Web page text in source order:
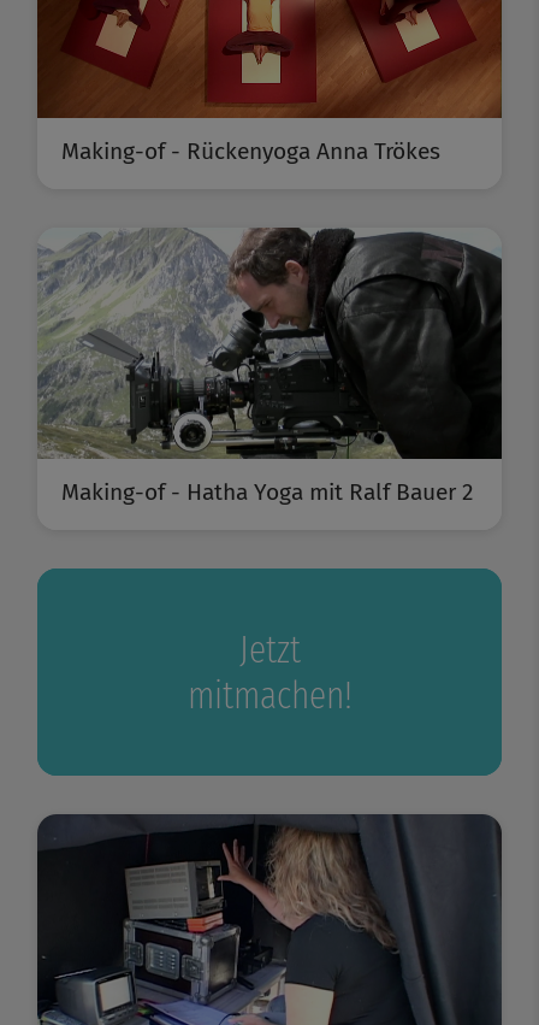
Making-of - Rückenyoga Anna Trökes
Making-of - Hatha Yoga mit Ralf Bauer 2
Jetzt
mitmachen!